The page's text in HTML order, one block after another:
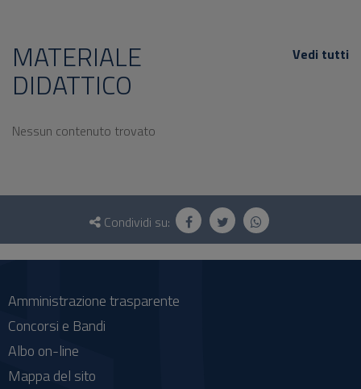
MATERIALE
DIDATTICO
Vedi tutti
Nessun contenuto trovato
Questionario
social
Condividi su:
Amministrazione trasparente
Concorsi e Bandi
Albo on-line
Mappa del sito